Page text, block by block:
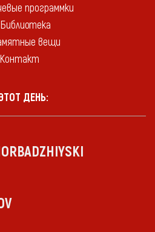
программки
Библиотека
вещи
Контакт
ДЕНЬ: